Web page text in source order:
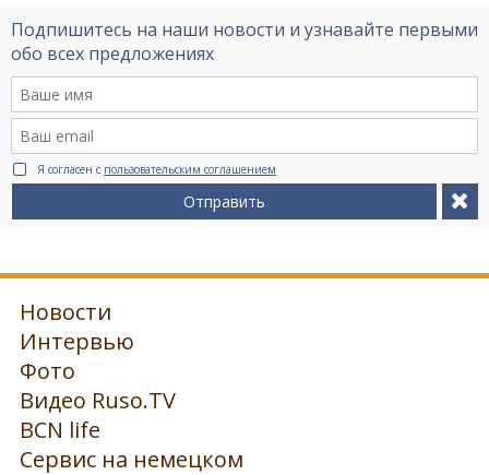
Подпишитесь на наши новости и узнавайте первыми
обо всех предложениях
Я согласен с пользовательским соглашением
Отправить
Новости
Интервью
Фото
Видео Ruso.TV
BCN life
Сервис на немецком